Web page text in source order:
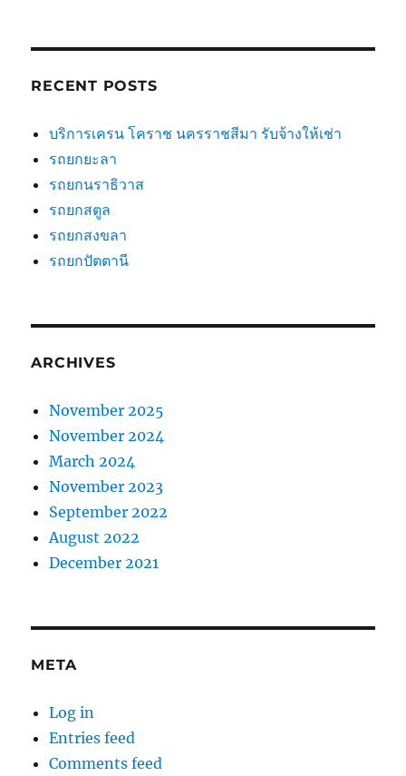
RECENT POSTS
บริการเครน โคราช นครราชสีมา รับจ้างให้เช่า
รถยกยะลา
รถยกนราธิวาส
รถยกสตูล
รถยกสงขลา
รถยกปัตตานี
ARCHIVES
November 2025
November 2024
March 2024
November 2023
September 2022
August 2022
December 2021
META
Log in
Entries feed
Comments feed